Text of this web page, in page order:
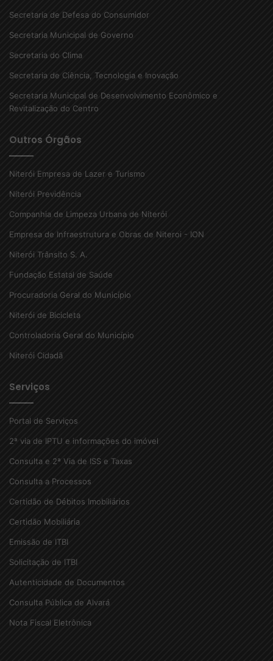
Secretaria de Defesa do Consumidor
Secretaria Municipal de Governo
Secretaria do Clima
Secretaria de Ciência, Tecnologia e Inovação
Secretaria Municipal de Desenvolvimento Econômico e
Revitalização do Centro
Outros Órgãos
Niterói Empresa de Lazer e Turismo
Niterói Previdência
Companhia de Limpeza Urbana de Niterói
Empresa de Infraestrutura e Obras de Niteroi - ION
Niterói Trânsito S. A.
Fundação Estatal de Saúde
Procuradoria Geral do Município
Niterói de Bicicleta
Controladoria Geral do Município
Niterói Cidadã
Serviços
Portal de Serviços
2ª via de IPTU e informações do imóvel
Consulta e 2ª Via de ISS e Taxas
Consulta a Processos
Certidão de Débitos Imobiliários
Certidão Mobiliária
Emissão de ITBI
Solicitação de ITBI
Autenticidade de Documentos
Consulta Pública de Alvará
Nota Fiscal Eletrônica